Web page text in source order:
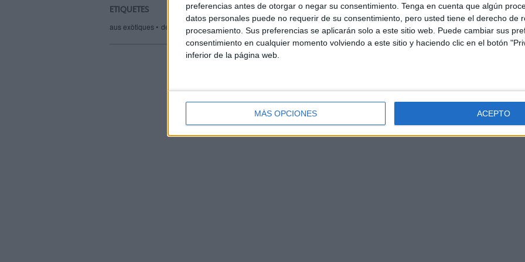
preferencias antes de otorgar o negar su consentimiento. Tenga en cuenta que algún
datos personales puede no requerir de su consentimiento, pero usted tiene el derecho de
procesamiento. Sus preferencias se aplicarán solo a este sitio web. Puede cambiar sus
consentimiento en cualquier momento volviendo a este sitio y haciendo clic en el botón
inferior de la página web.
MÁS OPCIONES ACEPTO
ETIQUETES
aus exòtiques denúncia Guàrdia Civil Seprona